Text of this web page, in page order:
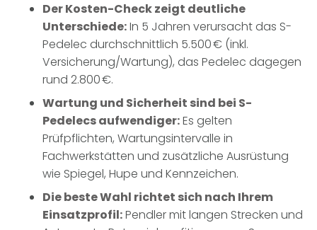
Der Kosten-Check zeigt deutliche
Unterschiede:In 5 Jahren verursacht das S-
Pedelec durchschnittlich 5.500 € (inkl.
Versicherung/Wartung), das Pedelec dagegen
rund 2.800 €.
Wartung und Sicherheit sind bei S-
Pedelecs aufwendiger:Es gelten
Prüfpflichten, Wartungsintervalle in
Fachwerkstätten und zusätzliche Ausrüstung
wie Spiegel, Hupe und Kennzeichen.
Die beste Wahl richtet sich nach Ihrem
Einsatzprofil:Pendler mit langen Strecken und